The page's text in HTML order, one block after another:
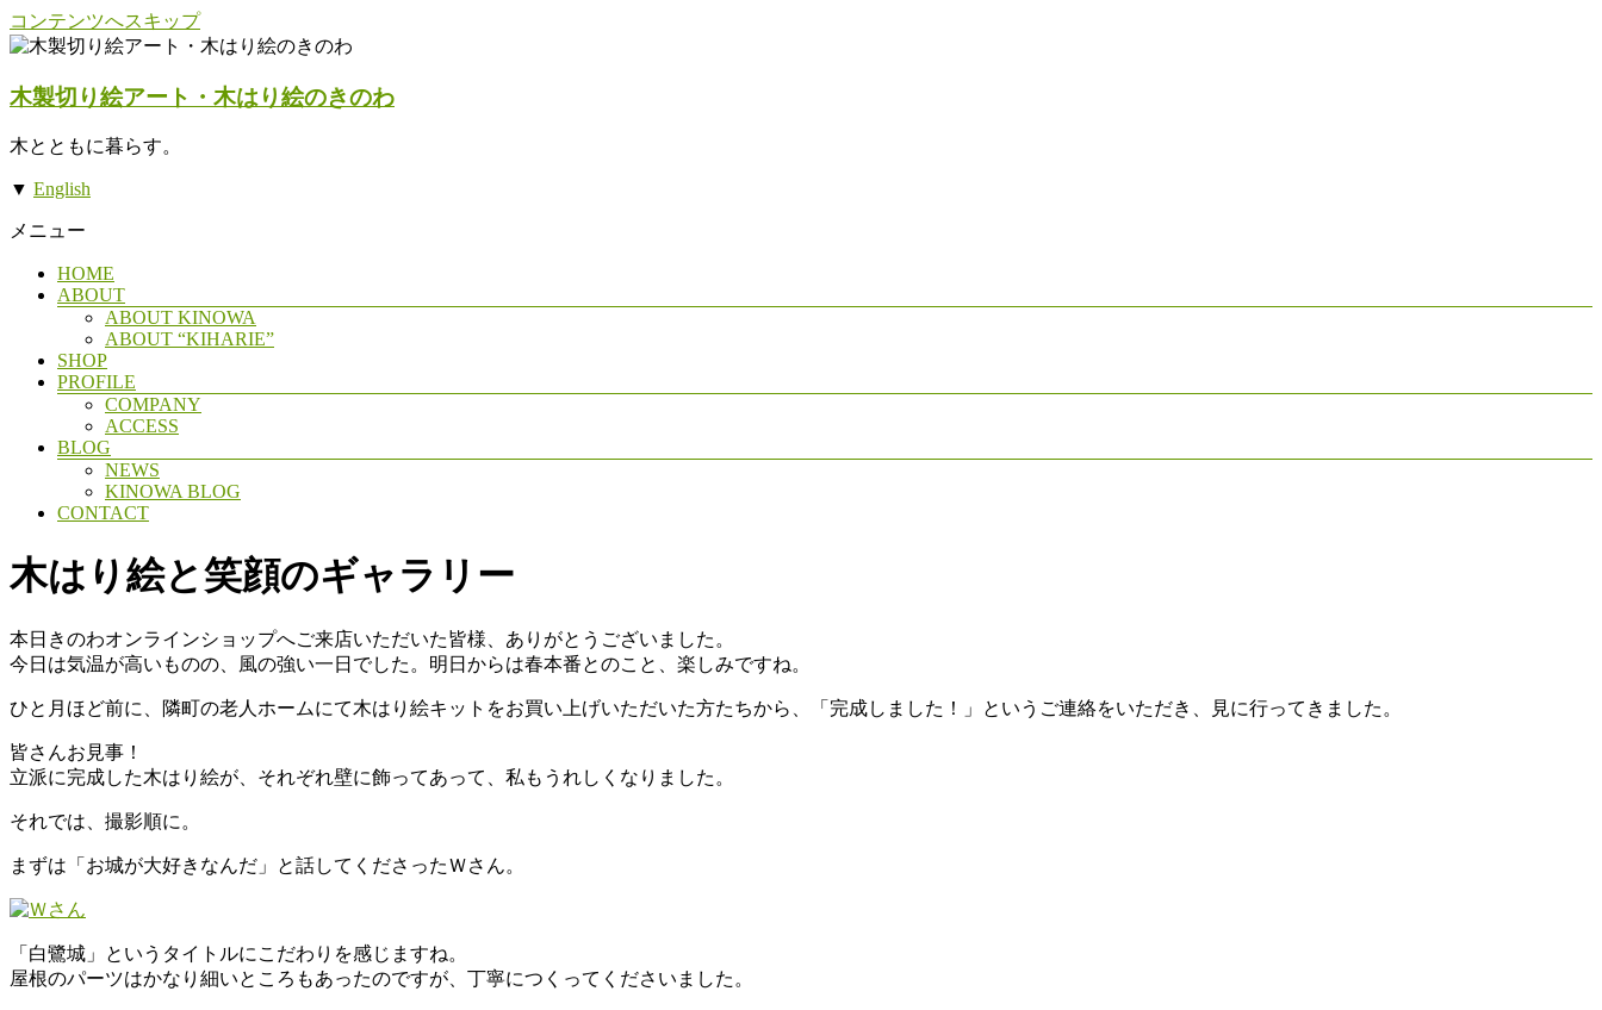
コンテンツへスキップ
木製切り絵アート・木はり絵のきのわ
木とともに暮らす。
▼ English
メニュー
HOME
ABOUT
ABOUT KINOWA
ABOUT “KIHARIE”
SHOP
PROFILE
COMPANY
ACCESS
BLOG
NEWS
KINOWA BLOG
CONTACT
木はり絵と笑顔のギャラリー
本日きのわオンラインショップへご来店いただいた皆様、ありがとうございました。
今日は気温が高いものの、風の強い一日でした。明日からは春本番とのこと、楽しみですね。
ひと月ほど前に、隣町の老人ホームにて木はり絵キットをお買い上げいただいた方たちから、「完成しました！」というご連絡をいただき、見に行ってきました。
皆さんお見事！
立派に完成した木はり絵が、それぞれ壁に飾ってあって、私もうれしくなりました。
それでは、撮影順に。
まずは「お城が大好きなんだ」と話してくださったＷさん。
「白鷺城」というタイトルにこだわりを感じますね。
屋根のパーツはかなり細いところもあったのですが、丁寧につくってくださいました。